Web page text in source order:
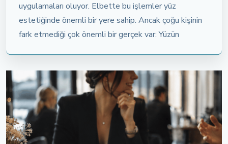
uygulamaları oluyor. Elbette bu işlemler yüz
estetiğinde önemli bir yere sahip. Ancak çoğu kişinin
fark etmediği çok önemli bir gerçek var: Yüzün